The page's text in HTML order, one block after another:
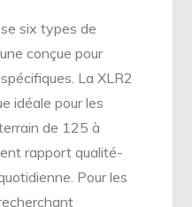
six types de
conçue pour
La XLR2
idéale pour les
de 125 à
rapport qualité-
Pour les